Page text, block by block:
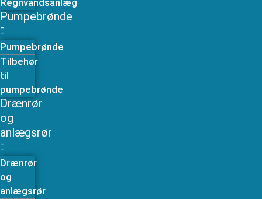
Regnvandsanlæg
Pumpebrønde
Pumpebrønde
Tilbehør
til
pumpebrønde
Drænrør
og
anlægsrør
Drænrør
og
anlægsrør